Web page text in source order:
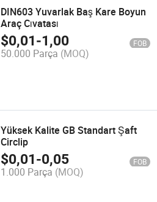
DIN603 Yuvarlak Baş Kare Boyun
Araç Cıvatası
$0,01-1,00 FOB
50.000 Parça (MOQ)
Yüksek Kalite GB Standart Şaft
Circlip
$0,01-0,05 FOB
1.000 Parça (MOQ)